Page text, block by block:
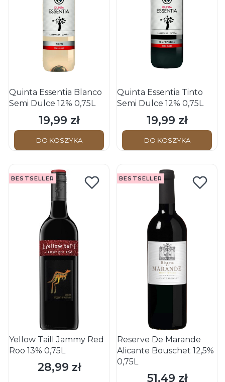
Quinta Essentia Blanco
Semi Dulce 12% 0,75L
Cena
19,99 zł
DO KOSZYKA
Quinta Essentia Tinto
Semi Dulce 12% 0,75L
Cena
19,99 zł
DO KOSZYKA
BESTSELLER
Yellow Taill Jammy Red
Roo 13% 0,75L
Cena
28,99 zł
BESTSELLER
Reserve De Marande
Alicante Bouschet 12,5%
0,75L
Cena
51,49 zł